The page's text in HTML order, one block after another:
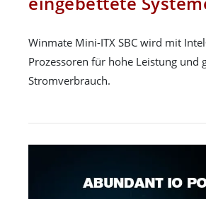
Winmate Mini-ITX SBC wird mit
Prozessoren für hohe Leistung und
Stromverbrauch.